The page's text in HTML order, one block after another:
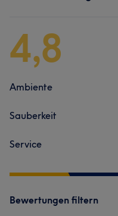
4,8
Ambiente
Sauberkeit
Service
Bewertungen filtern